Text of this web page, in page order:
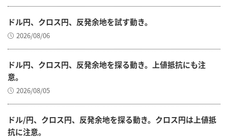
ドル円、クロス円、反発余地を試す動き。
2026/08/06
ドル円、クロス円、反発余地を探る動き。上値抵抗にも注
意。
2026/08/05
ドル/円、クロス円、反発余地を探る動き。クロス円は上値抵
抗に注意。